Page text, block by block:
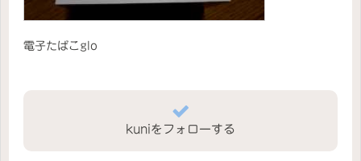
電子たばこglo
kuniをフォローする